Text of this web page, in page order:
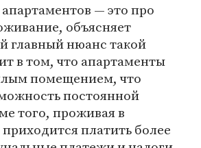
— это про
объясняет
главный нюанс такой
в том, что апартаменты
помещением, что
постоянной
того, проживая в
платить более